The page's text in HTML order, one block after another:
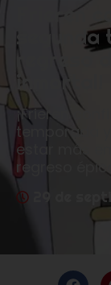
Frieren
segunda
regreso
inmortal!
¡Frieren
temporada
estar más
regreso épico!
29 de